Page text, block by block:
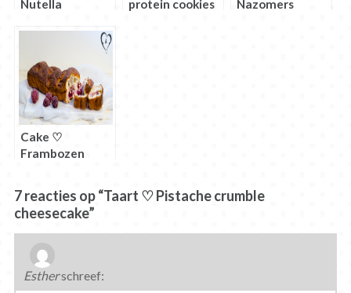
Nutella
protein cookies
Nazomers
Cake ♡
Frambozen
7 reacties op “Taart ♡ Pistache crumble
cheesecake”
Estherschreef: